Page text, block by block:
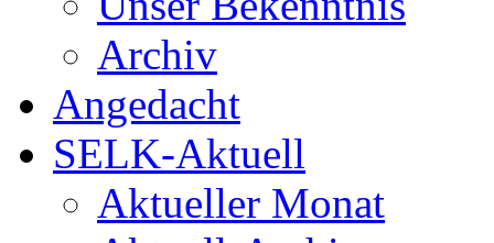
Archiv
Angedacht
SELK-Aktuell
Aktueller Monat